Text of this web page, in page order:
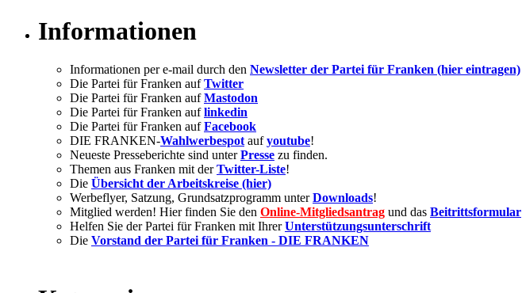
Informationen
Informationen per e-mail durch den Newsletter der Partei für Franken (hier eintragen)
Die Partei für Franken aufTwitter
Die Partei für Franken aufMastodon
Die Partei für Franken auflinkedin
Die Partei für Franken aufFacebook
DIE FRANKEN-Wahlwerbespot aufyoutube!
Neueste Presseberichte sind unterPresse zu finden.
Themen aus Franken mit derTwitter-Liste!
Die Übersicht der Arbeitskreise (hier)
Werbeflyer, Satzung, Grundsatzprogramm unterDownloads!
Mitglied werden! Hier finden Sie den Online-Mitgliedsantrag und das Beitrittsformular
Helfen Sie der Partei für Franken mit IhrerUnterstützungsunterschrift
Die Vorstand der Partei für Franken - DIE FRANKEN